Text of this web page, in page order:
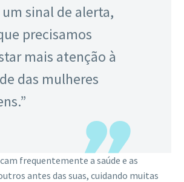
sinal de alerta,
precisamos
mais atenção à
das mulheres
frequentemente a saúde e as
antes das suas, cuidando muitas